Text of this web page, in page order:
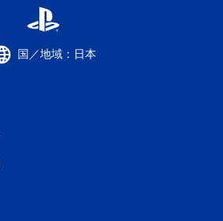
国／地域：日本